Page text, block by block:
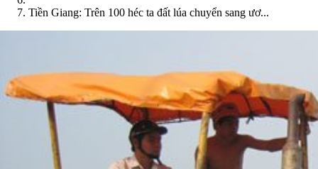
Tiền Giang: Trên 100 héc ta đất lúa chuyển sang ươ...